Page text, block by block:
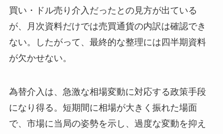
買い・ドル売り介入だったとの見方が出ている
が、月次資料だけでは売買通貨の内訳は確認でき
ない。したがって、最終的な整理には四半期資料
が欠かせない。
為替介入は、急激な相場変動に対応する政策手段
になり得る。短期間に相場が大きく振れた場面
で、市場に当局の姿勢を示し、過度な変動を抑え